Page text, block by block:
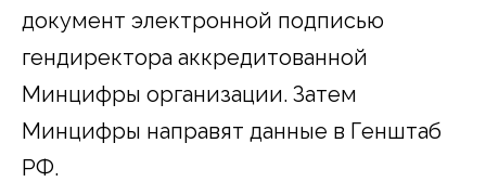
документ электронной подписью
гендиректора аккредитованной
Минцифры организации. Затем
Минцифры направят данные в Генштаб
РФ.